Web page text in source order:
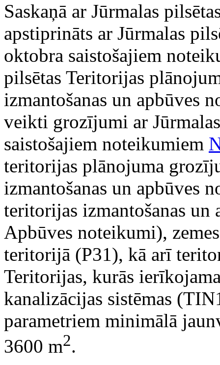
Saskaņā ar Jūrmalas
apstiprināts ar Jūrmalas
oktobra saistošajiem
pilsētas Teritorijas
izmantošanas un apbūves
veikti grozījumi ar
saistošajiem noteikumiem
teritorijas plānojuma
izmantošanas un apbūves
teritorijas izmantošanas
Apbūves noteikumi),
teritorijā (P31), kā arī
Teritorijas, kurās
kanalizācijas sistēmas
parametriem minimālā
3600 m2.